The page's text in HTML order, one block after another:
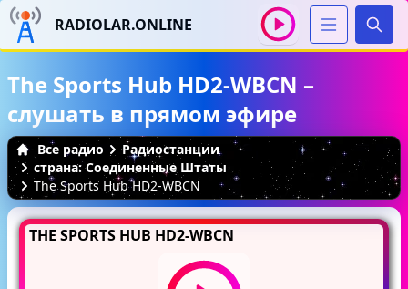
RADIOLAR.ONLINE
The Sports Hub HD2-WBCN –
слушать в прямом эфире
Все радио
Радиостанции
страна: Соединенные Штаты
The Sports Hub HD2-WBCN
THE SPORTS HUB HD2-WBCN